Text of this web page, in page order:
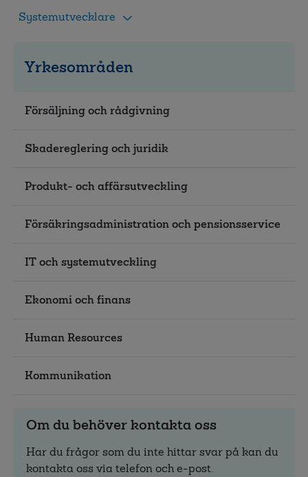
Systemutvecklare
Yrkesområden
Försäljning och rådgivning
Skadereglering och juridik
Produkt- och affärsutveckling
Försäkringsadministration och pensionsservice
IT och systemutveckling
Ekonomi och finans
Human Resources
Kommunikation
Om du behöver kontakta oss
Har du frågor som du inte hittar svar på kan du
kontakta oss via telefon och e-post.